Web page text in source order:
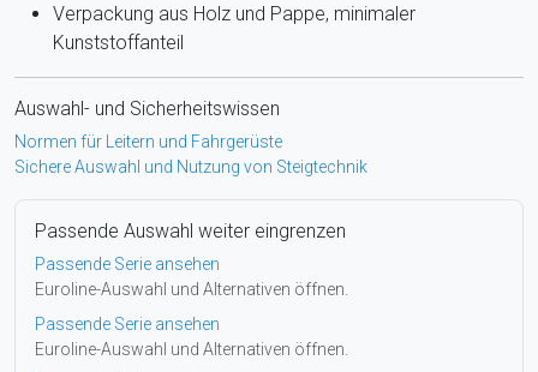
Verpackung aus Holz und Pappe, minimaler
Kunststoffanteil
Auswahl- und Sicherheitswissen
Normen für Leitern und Fahrgerüste
Sichere Auswahl und Nutzung von Steigtechnik
Passende Auswahl weiter eingrenzen
Passende Serie ansehen
Euroline-Auswahl und Alternativen öffnen.
Passende Serie ansehen
Euroline-Auswahl und Alternativen öffnen.